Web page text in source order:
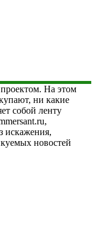
На этом
ни какие
собой ленту
искажения,
новостей